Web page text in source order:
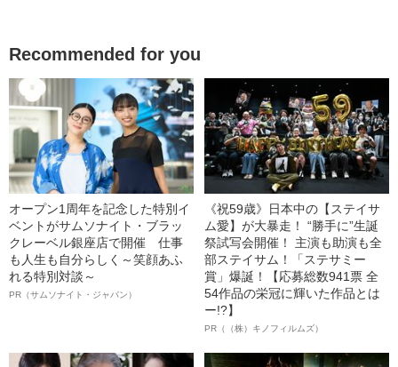
Recommended for you
オープン1周年を記念した特別イ
ベントがサムソナイト・ブラッ
クレーベル銀座店で開催 仕事
も人生も自分らしく～笑顔あふ
れる特別対談～
PR（サムソナイト・ジャパン）
《祝59歳》日本中の【ステイサ
ム愛】が大暴走！ “勝手に”生誕
祭試写会開催！ 主演も助演も全
部ステイサム！「ステサミー
賞」爆誕！【応募総数941票 全
54作品の栄冠に輝いた作品とは
ー!?】
PR（（株）キノフィルムズ）